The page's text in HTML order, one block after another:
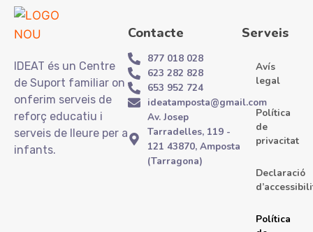
IDEAT és un Centre
de Suport familiar on
onferim serveis de
reforç educatiu i
serveis de lleure per a
infants.
Contacte
877 018 028
623 282 828
653 952 724
ideatamposta@gmail.com
Av. Josep
Tarradelles, 119 -
121 43870, Amposta
(Tarragona)
Serveis
Avís
legal
Política
de
privacitat
Declaració
Política